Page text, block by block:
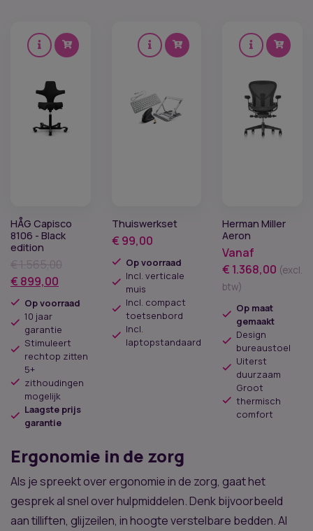
HÅG Capisco
8106 - Black
edition
€1.565,00
Oorspronkelijke
prijs
was:
€ 1.565,00.
€ 899,00
prijs
€ 899,00.
Op voorraad
10 jaar
garantie
Stimuleert
rechtop zitten
5+
zithoudingen
mogelijk
Laagste prijs
garantie
Thuiswerkset
€ 99,00
Op voorraad
Incl. verticale
muis
Incl. compact
toetsenbord
Incl.
laptopstandaard
Herman Miller
Aeron
Vanaf
€ 1.368,00 (excl.
btw)
Op maat
gemaakt
Design
bureaustoel
Uiterst
duurzaam
Groot
thermisch
comfort
Ergonomie in de zorg
Als je spreekt over ergonomie in de zorg, gaat het
gesprek al snel over hulpmiddelen. Denk bijvoorbeeld
aan tilliften, glijzeilen, in hoogte verstelbare bedden. Al